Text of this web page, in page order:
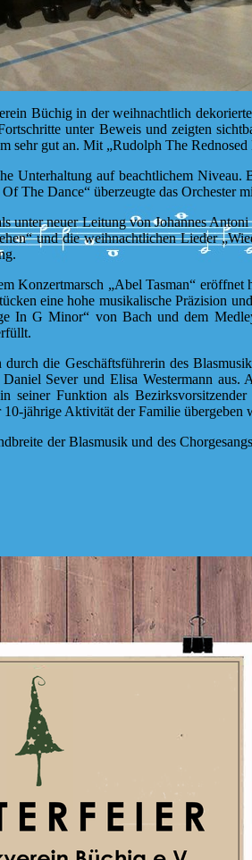
Büchig in der weihnachtlich
unter Beweis und zeigten
gut an. Mit „Rudolph The
Unterhaltung auf beachtlichem
The Dance“ überzeugte das Orchester
unter neuer Leitung von Johannes
und die weihnachtlichen Lieder
„Abel Tasman“ eröffnet
eine hohe musikalische Präzision
In G Minor“ von Bach und dem
die Geschäftsführerin des
Sever und Elisa Westermann aus.
Funktion als
jährige Aktivität der Familie übergeben
der Blasmusik und des